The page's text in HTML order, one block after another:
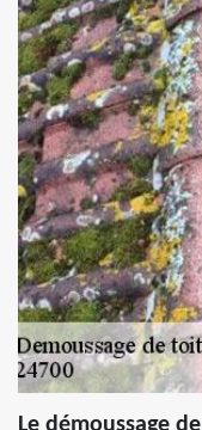
Le démoussage